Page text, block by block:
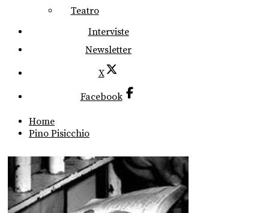
Teatro
Interviste
Newsletter
X
Facebook
Home
Pino Pisicchio